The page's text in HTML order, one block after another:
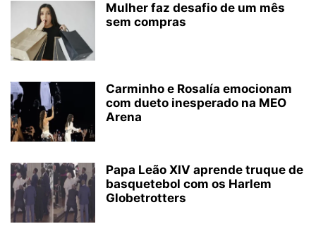
Mulher faz desafio de um mês
sem compras
Carminho e Rosalía emocionam
com dueto inesperado na MEO
Arena
Papa Leão XIV aprende truque de
basquetebol com os Harlem
Globetrotters